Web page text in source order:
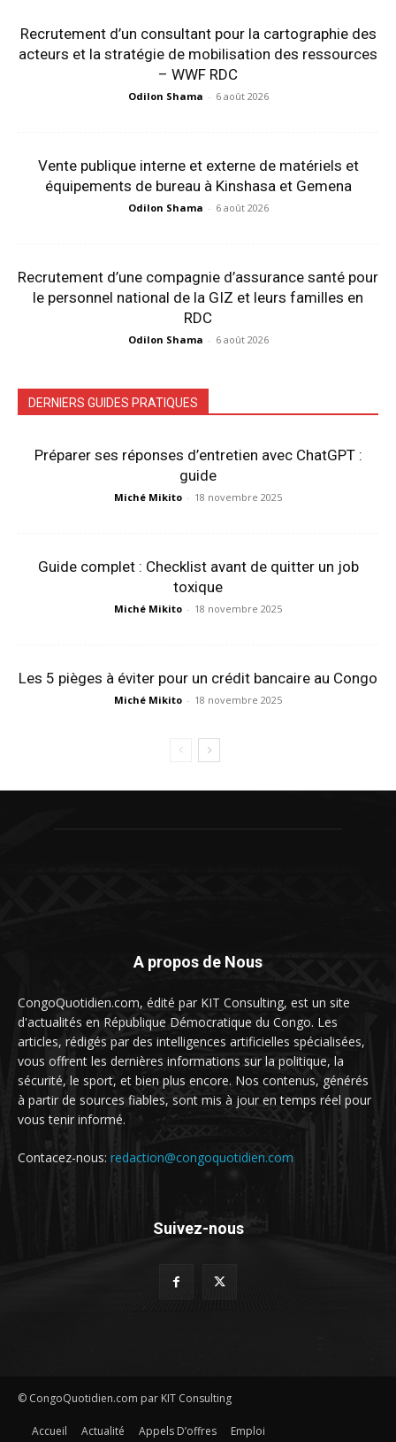
Recrutement d’un consultant pour la cartographie des
acteurs et la stratégie de mobilisation des ressources
– WWF RDC
Odilon Shama - 6 août 2026
Vente publique interne et externe de matériels et
équipements de bureau à Kinshasa et Gemena
Odilon Shama - 6 août 2026
Recrutement d’une compagnie d’assurance santé pour
le personnel national de la GIZ et leurs familles en
RDC
Odilon Shama - 6 août 2026
DERNIERS GUIDES PRATIQUES
Préparer ses réponses d’entretien avec ChatGPT :
guide
Miché Mikito - 18 novembre 2025
Guide complet : Checklist avant de quitter un job
toxique
Miché Mikito - 18 novembre 2025
Les 5 pièges à éviter pour un crédit bancaire au Congo
Miché Mikito - 18 novembre 2025
A propos de Nous
CongoQuotidien.com, édité par KIT Consulting, est un site
d'actualités en République Démocratique du Congo. Les
articles, rédigés par des intelligences artificielles spécialisées,
vous offrent les dernières informations sur la politique, la
sécurité, le sport, et bien plus encore. Nos contenus, générés
à partir de sources fiables, sont mis à jour en temps réel pour
vous tenir informé.
Contacez-nous: redaction@congoquotidien.com
Suivez-nous
© CongoQuotidien.com par KIT Consulting
Accueil Actualité Appels D’offres
Emploi